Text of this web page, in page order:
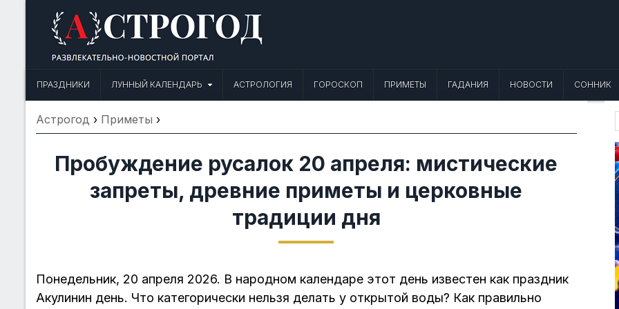
Астрогод: Праздники сегодня, Лунный календарь, Приметы, Что
ПРАЗДНИКИ
ЛУННЫЙ КАЛЕНДАРЬ АСТРОЛОГИЯ ГОРОСКОП ПРИМЕТЫ ГАДАНИЯ НОВОСТИ СОННИК
Астрогод › Приметы ›
Пробуждение русалок 20 апреля: мистические
запреты, древние приметы и церковные
традиции дня
Понедельник, 20 апреля 2026. В народном календаре этот день известен как праздник
Акулинин день. Что категорически нельзя делать у открытой воды? Как правильно